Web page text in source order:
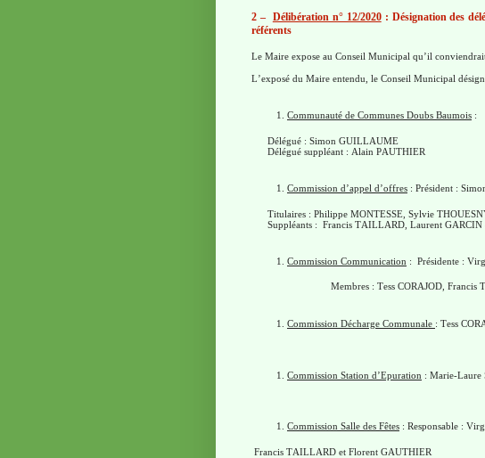
2 – Délibération n° 12/2020: Désignation des
référents
Le Maire expose au Conseil Municipal qu’il
L’exposé du Maire entendu, le Conseil Municipal
Communauté de Communes Doubs Baumois :
Délégué : Simon GUILLAUME
Délégué suppléant : Alain PAUTHIER
Commission d’appel d’offres : Président :
Titulaires : Philippe MONTESSE, Sylvie
Suppléants : Francis TAILLARD, Laurent
Commission Communication : Présidente :
Membres : Tess CORAJOD,
Commission Décharge Communale : Tess
Commission Station d’Epuration : Marie-Laure
Commission Salle des Fêtes : Responsable :
Francis TAILLARD et Florent GAUTHIER